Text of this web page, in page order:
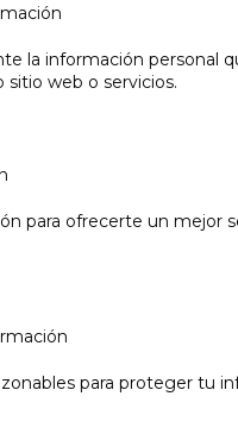
la información personal
web o servicios.
para ofrecerte un mejor
para proteger tu